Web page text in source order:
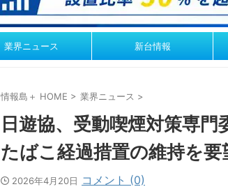
業界ニュース 新台情報
情報島＋ HOME > 業界ニュース >
日遊協、受動喫煙対策専
たばこ経過措置の維持を要
2026年4月20日 コメント (0)